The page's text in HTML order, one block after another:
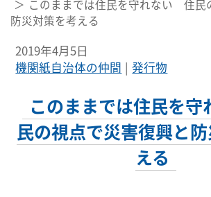
このままでは住民を守れない 住民
防災対策を考える
2019年4月5日
機関紙自治体の仲間
発行物
このままでは住民を
民の視点で災害復興と
える